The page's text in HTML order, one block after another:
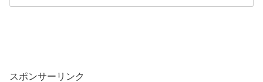
スポンサーリンク